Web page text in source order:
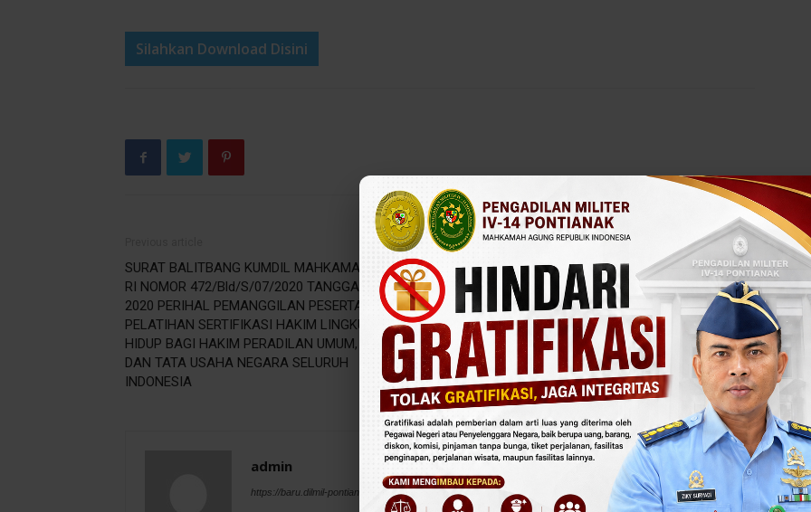
Silahkan Download Disini
SURAT BALITBANG KUMDIL MAHKAMAH AGUNG
RI NOMOR 472/Bld/S/07/2020 TANGGAL 20 JULI
2020 PERIHAL PEMANGGILAN PESERTA
PELATIHAN SERTIFIKASI HAKIM LINGKUNGAN
HIDUP BAGI HAKIM PERADILAN UMUM, MILITER
DAN TATA USAHA NEGARA SELURUH
INDONESIA
Next article
PENGARAHAN PLT. KADILMIL I-05 PONTIANAK
PADA PELAKSANAAN APEL PAGI SENIN
TANGGAL 10 AGUSTUS 2020
admin
https://baru.dilmil-pontianak.go.id